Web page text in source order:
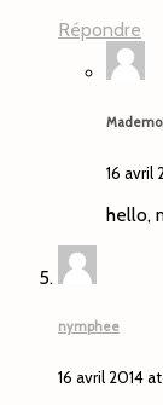
Répondre
16 avril
hello,
nymphee
16 avril 2014